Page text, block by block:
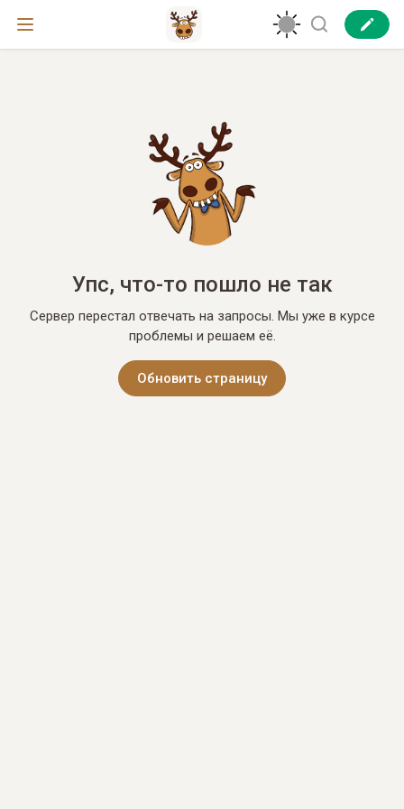
Упс, что-то пошло не так
Сервер перестал отвечать на запросы. Мы уже в курсе
проблемы и решаем её.
Обновить страницу